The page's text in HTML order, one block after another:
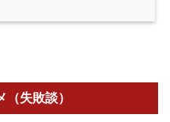
失敗談）